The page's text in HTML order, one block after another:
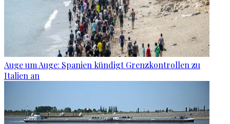
Auge um Auge: Spanien kündigt Grenzkontrollen zu
Italien an